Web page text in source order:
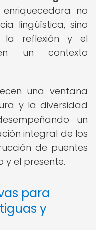
enriquecedora no
lingüística, sino
la reflexión y el
un contexto
una ventana
y la diversidad
un
integral de los
de puentes
y el presente.
para
y